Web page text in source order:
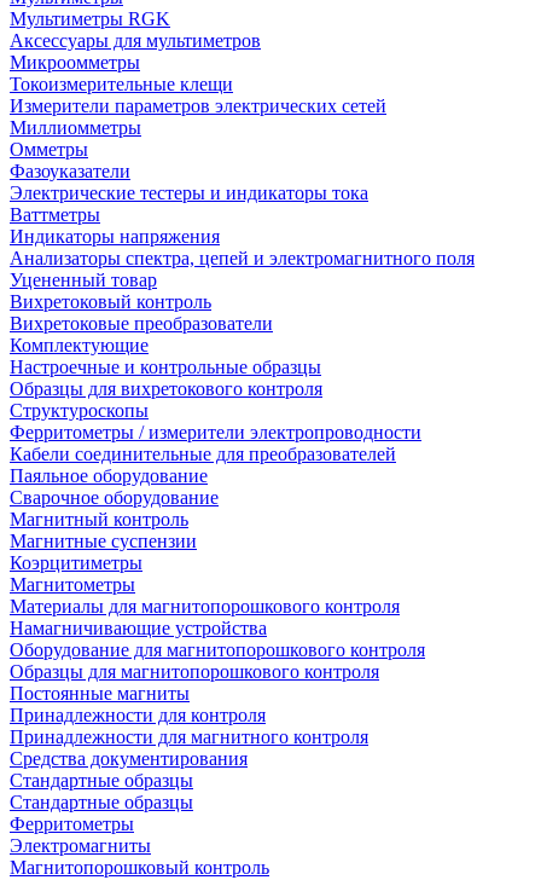
Мультиметры RGK
Аксессуары для мультиметров
Микроомметры
Токоизмерительные клещи
Измерители параметров электрических сетей
Миллиомметры
Омметры
Фазоуказатели
Электрические тестеры и индикаторы тока
Ваттметры
Индикаторы напряжения
Анализаторы спектра, цепей и электромагнитного поля
Уцененный товар
Вихретоковый контроль
Вихретоковые преобразователи
Комплектующие
Настроечные и контрольные образцы
Образцы для вихретокового контроля
Структуроскопы
Ферритометры / измерители электропроводности
Кабели соединительные для преобразователей
Паяльное оборудование
Сварочное оборудование
Магнитный контроль
Магнитные суспензии
Коэрцитиметры
Магнитометры
Материалы для магнитопорошкового контроля
Намагничивающие устройства
Оборудование для магнитопорошкового контроля
Образцы для магнитопорошкового контроля
Постоянные магниты
Принадлежности для контроля
Принадлежности для магнитного контроля
Средства документирования
Стандартные образцы
Стандартные образцы
Ферритометры
Электромагниты
Магнитопорошковый контроль